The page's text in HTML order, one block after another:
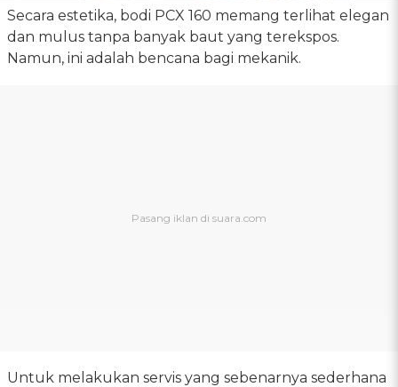
Secara estetika, bodi PCX 160 memang terlihat elegan
dan mulus tanpa banyak baut yang terekspos.
Namun, ini adalah bencana bagi mekanik.
Untuk melakukan servis yang sebenarnya sederhana